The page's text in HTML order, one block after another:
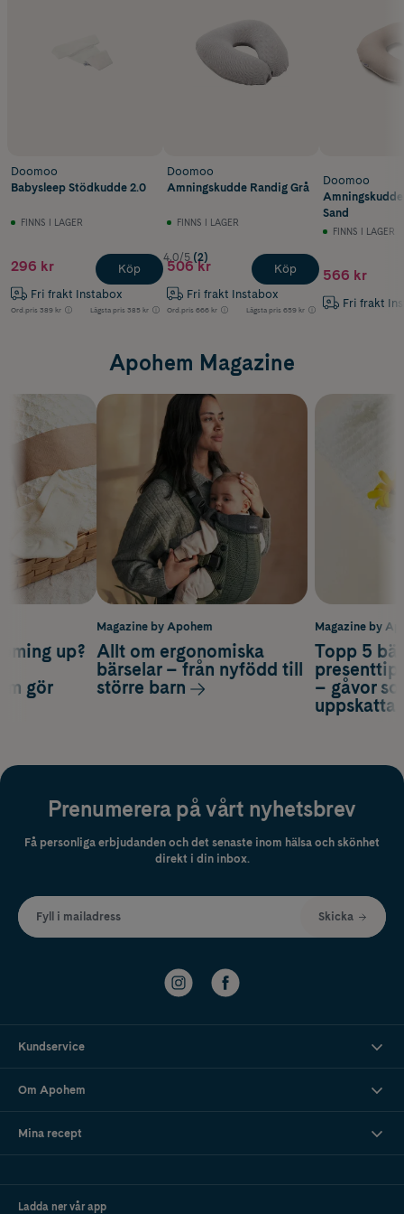
Doomoo
Babysleep Stödkudde 2.0
FINNS I LAGER
296 kr
Fri frakt Instabox
Ord.pris 389 kr Lägsta pris 385 kr
Köp
Doomoo
Amningskudde Randig Grå
FINNS I LAGER
4.0/5 (2)
506 kr
Fri frakt Instabox
Ord.pris 666 kr Lägsta pris 659 kr
Köp
Doomoo
Sand
FINNS I LAGER
566 kr
Fri frakt
Apohem Magazine
Magazine by
Topp 5
– gåvor
up?
gör
Magazine by Apohem
Allt om ergonomiska
bärselar – från nyfödd till
större barn
Prenumerera på vårt nyhetsbrev
Få personliga erbjudanden och det senaste inom hälsa och skönhet
direkt i din inbox.
Fyll i mailadress Skicka
Kundservice
Om Apohem
Mina recept
Ladda ner vår app